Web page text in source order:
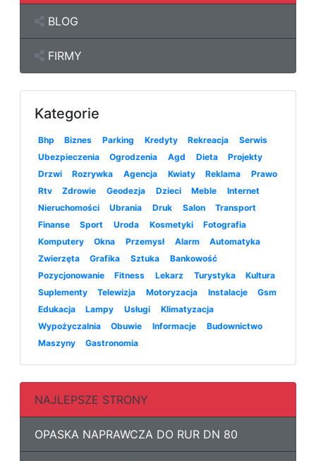
BLOG
FIRMY
Kategorie
Bhp Biznes Parking Kredyty Rekreacja
Serwis
Ubezpieczenia
Ogrodzenia Agd Dieta
Projekty
Drzwi
Rozrywka Agencja Kwiaty Reklama
Prawo
Rtv
Zdrowie Geodezja Dzieci Meble
Internet
Nieruchomości
Ubrania Druk Salon
Transport
Finanse
Sport Uroda Kosmetyki
Fotografia
Komputery
Okna Przemysł Alarm
Automatyka
Zwierzęta
Grafika Sztuka
Bankowość
Pozycjonowanie
Fitness Lekarz Turystyka
Kultura
Suplementy
Telewizja Motoryzacja Instalacje
Gsm
Edukacja
Lampy Usługi
Klimatyzacja
Wypożyczalnia
Obuwie Informacje
Budownictwo
Maszyny
Gastronomia
NAJLEPSZE STRONY
OPASKA NAPRAWCZA DO RUR DN 80